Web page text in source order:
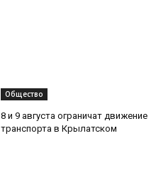
Общество
8 и 9 августа ограничат движение
транспорта в Крылатском